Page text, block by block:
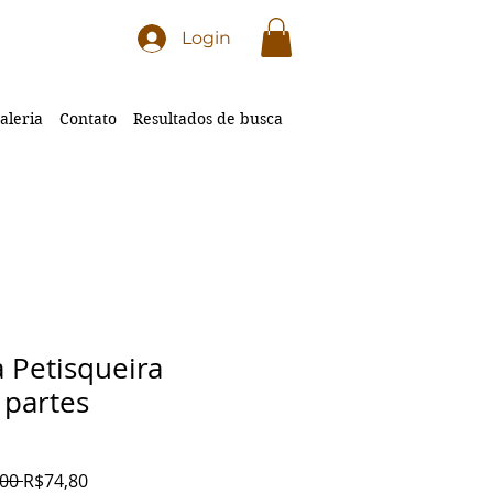
Login
Contato Resultados de busca
Petisqueira
Preço
R$74,80Preço